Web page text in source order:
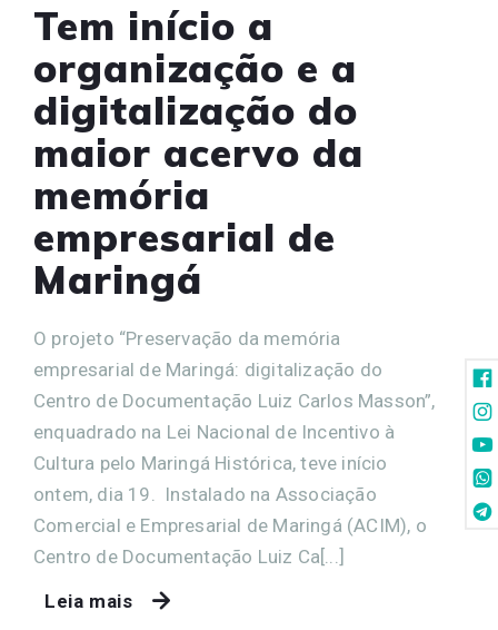
Tem início a
organização e a
digitalização do
maior acervo da
memória
empresarial de
Maringá
O projeto “Preservação da memória
empresarial de Maringá: digitalização do
Centro de Documentação Luiz Carlos Masson”,
enquadrado na Lei Nacional de Incentivo à
Cultura pelo Maringá Histórica, teve início
ontem, dia 19. Instalado na Associação
Comercial e Empresarial de Maringá (ACIM), o
Centro de Documentação Luiz Ca[...]
Leia mais